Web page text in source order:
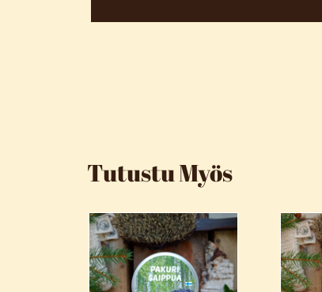
Tutustu Myös